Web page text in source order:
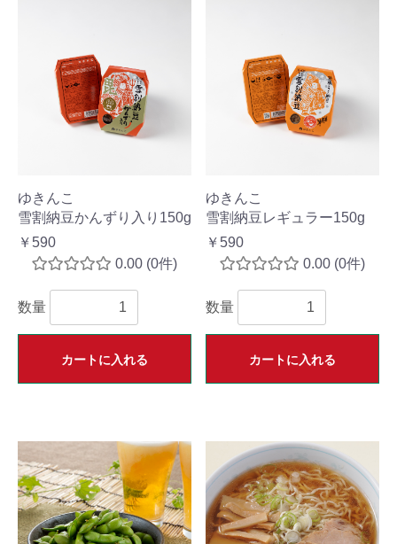
ゆきんこ
雪割納豆かんずり入り150g
￥590
0.00 (0件)
数量
カートに入れる
ゆきんこ
雪割納豆レギュラー150g
￥590
0.00 (0件)
数量
カートに入れる